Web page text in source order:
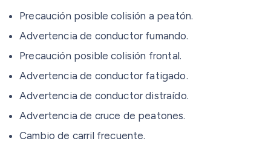
Precaución posible colisión a peatón.
Advertencia de conductor fumando.
Precaución posible colisión frontal.
Advertencia de conductor fatigado.
Advertencia de conductor distraído.
Advertencia de cruce de peatones.
Cambio de carril frecuente.